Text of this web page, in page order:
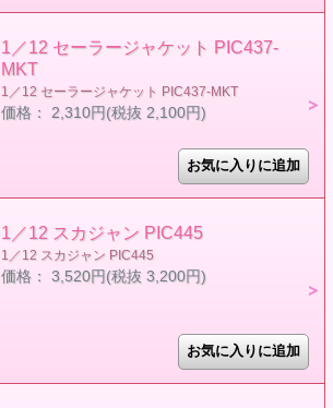
1／12 セーラージャケット PIC437-
MKT
1／12 セーラージャケット PIC437-MKT
価格： 2,310円(税抜 2,100円)
1／12 スカジャン PIC445
1／12 スカジャン PIC445
価格： 3,520円(税抜 3,200円)